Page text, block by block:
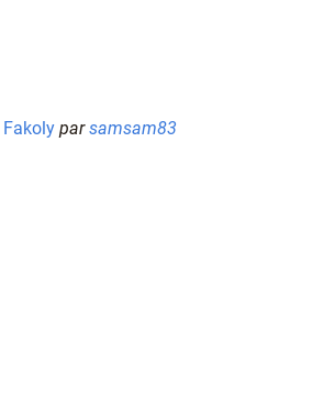
Fakoly parsamsam83